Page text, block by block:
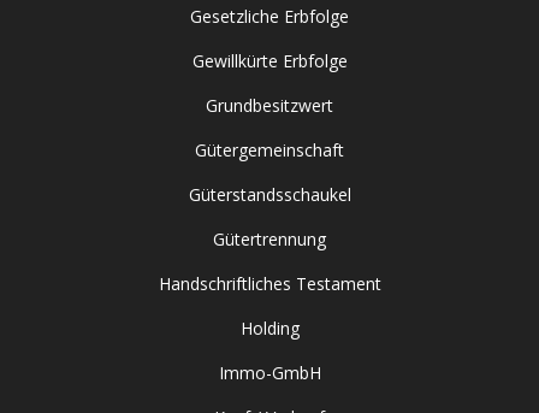
Gesetzliche Erbfolge
Gewillkürte Erbfolge
Grundbesitzwert
Gütergemeinschaft
Güterstandsschaukel
Gütertrennung
Handschriftliches Testament
Holding
Immo-GmbH